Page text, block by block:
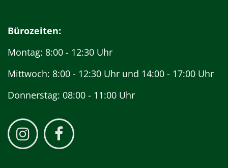
Bürozeiten:
Montag: 8:00 - 12:30 Uhr
Mittwoch: 8:00 - 12:30 Uhr und 14:00 - 17:00 Uhr
Donnerstag: 08:00 - 11:00 Uhr